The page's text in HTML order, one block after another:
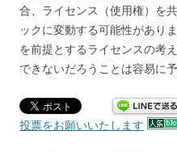
合、ライセンス（使用権）を
ックに変動する可能性があり
を前提とするライセンスの考
できないだろうことは容易に予
投票をお願いいたします